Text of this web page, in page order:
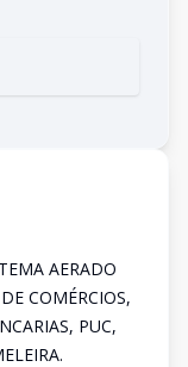
AERADO
COMÉRCIOS,
PUC,